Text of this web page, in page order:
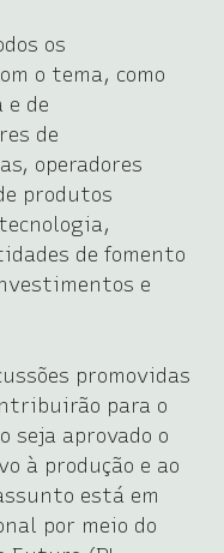
os
o tema, como
de
de
operadores
produtos
de fomento
e
promovidas
para o
seja aprovado o
à produção e ao
está em
por meio do